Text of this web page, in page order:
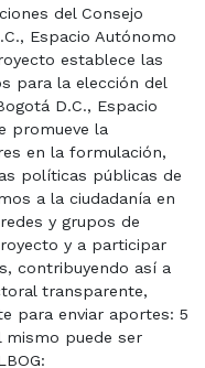
del Consejo
Espacio Autónomo
establece las
para la elección del
D.C., Espacio
promueve la
en la formulación,
políticas públicas de
a la ciudadanía en
y grupos de
y a participar
contribuyendo así a
transparente,
para enviar aportes: 5
mismo puede ser